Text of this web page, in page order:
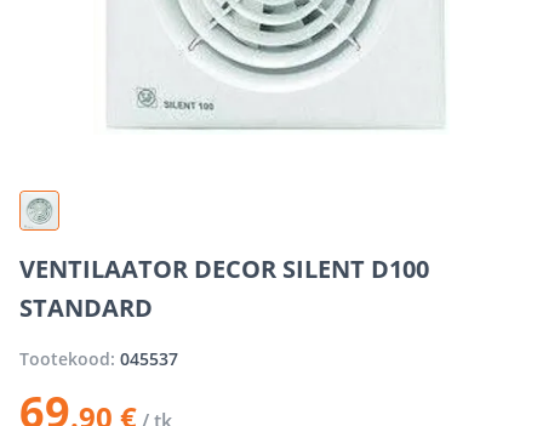
VENTILAATOR DECOR SILENT D100
STANDARD
Tootekood: 045537
69.90 €